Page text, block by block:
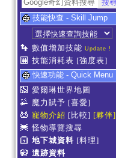
技能快查 - Skill Jump
數值增加技能 Update !
技能消耗表 [強度表]
快速功能 - Quick Menu
愛爾琳世界地圖
魔力賦予 [喜愛]
寵物介紹 [比較] [夥伴]
怪物導覽搜尋
地下城資料 [料理]
遺跡資料